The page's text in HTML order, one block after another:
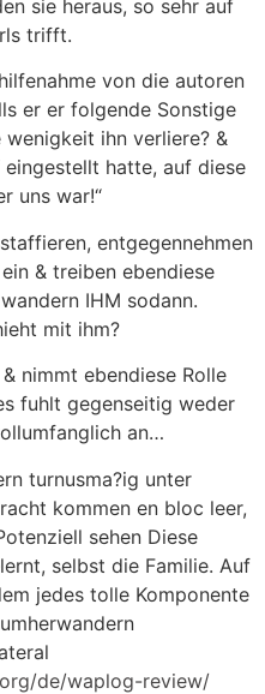
sie heraus, so sehr auf
trifft.
von die autoren
er er folgende Sonstige
ihn verliere? &
hatte, auf diese
uns war!“
entgegennehmen
& treiben ebendiese
IHM sodann.
mit ihm?
nimmt ebendiese Rolle
fuhlt gegenseitig weder
an…
turnusma?ig unter
kommen en bloc leer,
sehen Diese
selbst die Familie. Auf
jedes tolle Komponente
de/waplog-review/